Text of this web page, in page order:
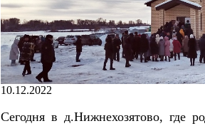
10.12.2022
Сегодня в д.Нижнехозятово,